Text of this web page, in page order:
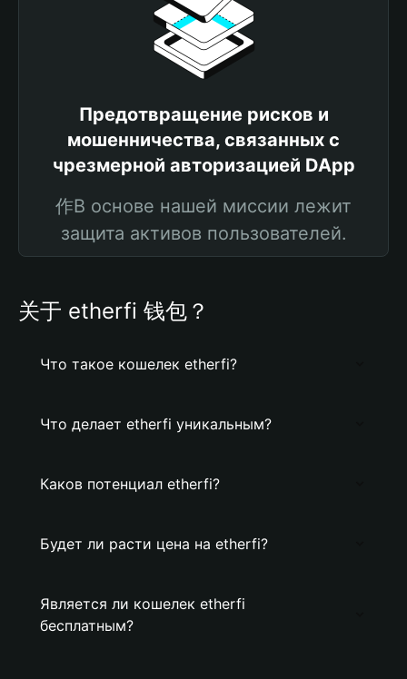
Предотвращение рисков и
мошенничества, связанных с
чрезмерной авторизацией DApp
作В основе нашей миссии лежит
защита активов пользователей.
关于 etherfi 钱包？
Что такое кошелек etherfi?
Что делает etherfi уникальным?
Каков потенциал etherfi?
Будет ли расти цена на etherfi?
Является ли кошелек etherfi
бесплатным?